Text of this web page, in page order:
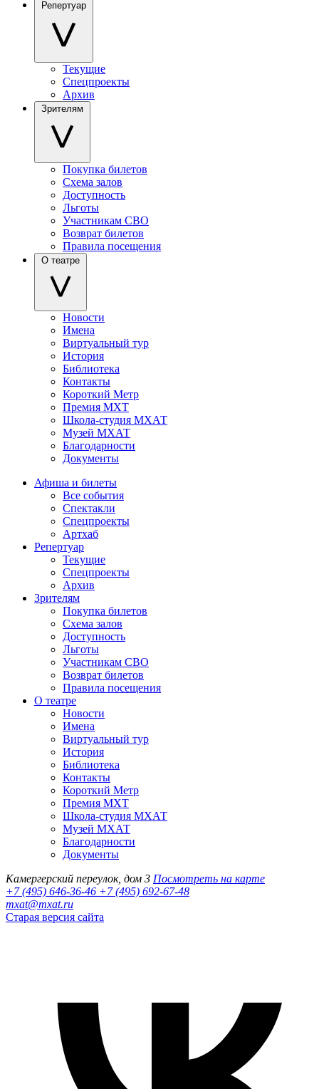
Репертуар
Текущие
Спецпроекты
Архив
Зрителям
Покупка билетов
Схема залов
Доступность
Льготы
Участникам СВО
Возврат билетов
Правила посещения
О театре
Новости
Имена
Виртуальный тур
История
Библиотека
Контакты
Короткий Метр
Премия МХТ
Школа-студия МХАТ
Музей МХАТ
Благодарности
Документы
Афиша и билеты
Все события
Спектакли
Спецпроекты
Артхаб
Репертуар
Текущие
Спецпроекты
Архив
Зрителям
Покупка билетов
Схема залов
Доступность
Льготы
Участникам СВО
Возврат билетов
Правила посещения
О театре
Новости
Имена
Виртуальный тур
История
Библиотека
Контакты
Короткий Метр
Премия МХТ
Школа-студия МХАТ
Музей МХАТ
Благодарности
Документы
Камергерский переулок, дом 3 Посмотреть на карте
+7 (495) 646-36-46 +7 (495) 692-67-48‬
mxat@mxat.ru
Старая версия сайта